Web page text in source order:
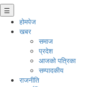
☰
होमपेज
खबर
समाज
प्रदेश
आजको पत्रिका
सम्पादकीय
राजनीति